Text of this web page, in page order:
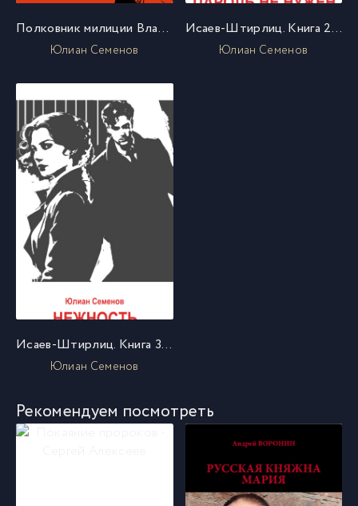
Полковник милиции Владислав Костенко. Книга 5. Тайна Кутузовского проспекта
Юлиан Семенов
Исаев-Штирлиц. Книга 2. Пароль не нужен
Юлиан Семенов
Исаев-Штирлиц. Книга 3. Нежность
Юлиан Семенов
Рекомендуем посмотреть